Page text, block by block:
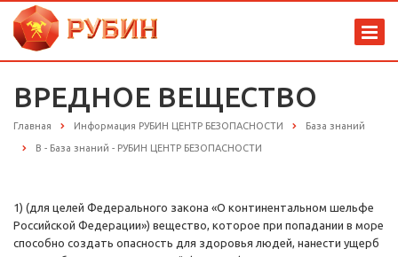
ВРЕДНОЕ ВЕЩЕСТВО
Главная Информация РУБИН ЦЕНТР БЕЗОПАСНОСТИ База знаний
В - База знаний - РУБИН ЦЕНТР БЕЗОПАСНОСТИ
1) (для целей Федерального закона «О континентальном шельфе
Российской Федерации») вещество, которое при попадании в море
способно создать опасность для здоровья людей, нанести ущерб